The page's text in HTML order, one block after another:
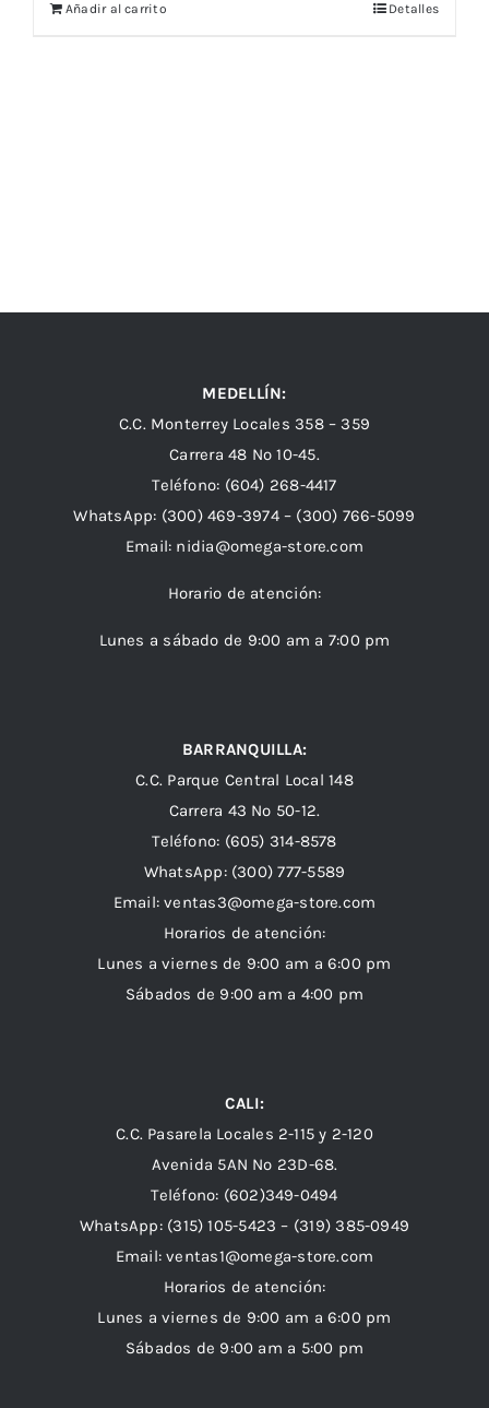
Añadir al carrito Detalles
MEDELLÍN:
C.C. Monterrey Locales 358 – 359
Carrera 48 Nº 10-45.
Teléfono: (604) 268-4417
WhatsApp: (300) 469-3974 – (300) 766-5099
Email: nidia@omega-store.com
Horario de atención:
Lunes a sábado de 9:00 am a 7:00 pm
BARRANQUILLA:
C.C. Parque Central Local 148
Carrera 43 Nº 50-12.
Teléfono: (605) 314-8578
WhatsApp: (300) 777-5589
Email: ventas3@omega-store.com
Horarios de atención:
Lunes a viernes de 9:00 am a 6:00 pm
Sábados de 9:00 am a 4:00 pm
CALI:
C.C. Pasarela Locales 2-115 y 2-120
Avenida 5AN Nº 23D-68.
Teléfono: (602)349-0494
WhatsApp: (315) 105-5423 – (319) 385-0949
Email:ventas1@omega-store.com
Horarios de atención:
Lunes a viernes de 9:00 am a 6:00 pm
Sábados de 9:00 am a 5:00 pm